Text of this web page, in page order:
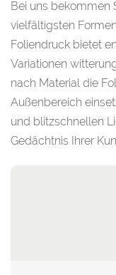
Bei uns bekommen
vielfältigsten
Foliendruck bietet
Variationen
nach Material die
Außenbereich
und blitzschnellen
Gedächtnis Ihrer